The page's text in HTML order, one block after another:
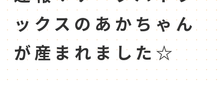
ックスのあかちゃん
が産まれました☆